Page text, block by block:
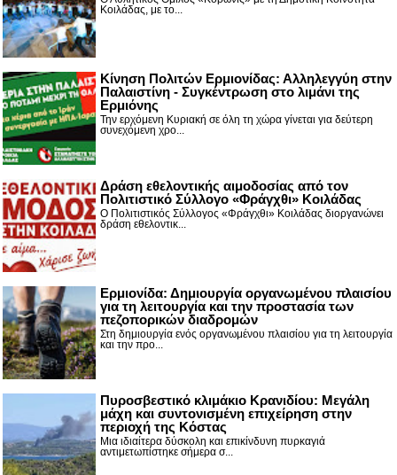
Κοιλάδας, με το...
Κίνηση Πολιτών Ερμιονίδας: Αλληλεγγύη στην
Παλαιστίνη - Συγκέντρωση στο λιμάνι της
Ερμιόνης
Την ερχόμενη Κυριακή σε όλη τη χώρα γίνεται για δεύτερη
συνεχόμενη χρο...
Δράση εθελοντικής αιμοδοσίας από τον
Πολιτιστικό Σύλλογο «Φράγχθι» Κοιλάδας
Ο Πολιτιστικός Σύλλογος «Φράγχθι» Κοιλάδας διοργανώνει
δράση εθελοντικ...
Ερμιονίδα: Δημιουργία οργανωμένου πλαισίου
για τη λειτουργία και την προστασία των
πεζοπορικών διαδρομών
Στη δημιουργία ενός οργανωμένου πλαισίου για τη λειτουργία
και την προ...
Πυροσβεστικό κλιμάκιο Κρανιδίου: Μεγάλη
μάχη και συντονισμένη επιχείρηση στην
περιοχή της Κόστας
Μια ιδιαίτερα δύσκολη και επικίνδυνη πυρκαγιά
αντιμετωπίστηκε σήμερα σ...